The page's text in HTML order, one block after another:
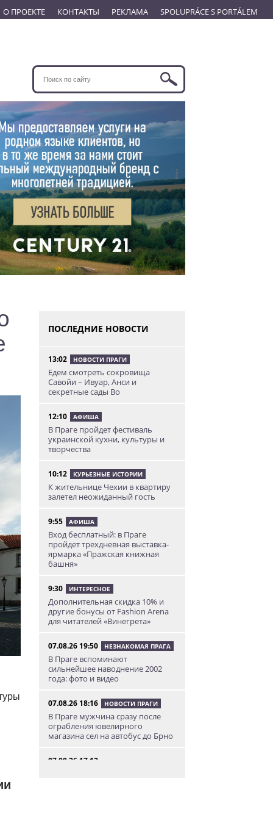
О ПРОЕКТЕ КОНТАКТЫ РЕКЛАМА SPOLUPRÁCE S PORTÁLEM
ПОСЛЕДНИЕ НОВОСТИ
13:02 НОВОСТИ ПРАГИ
Едем смотреть сокровища
Савойи – Ивуар, Анси и
секретные сады Во
12:10 АФИША
В Праге пройдет фестиваль
украинской кухни, культуры и
творчества
10:12 КУРЬЕЗНЫЕ ИСТОРИИ
К жительнице Чехии в квартиру
залетел неожиданный гость
9:55 АФИША
Вход бесплатный: в Праге
пройдет трехдневная выставка-
ярмарка «Пражская книжная
башня»
9:30 ИНТЕРЕСНОЕ
Дополнительная скидка 10% и
другие бонусы от Fashion Arena
для читателей «Винегрета»
07.08.26 19:50 НЕЗНАКОМАЯ ПРАГА
В Праге вспоминают
сильнейшее наводнение 2002
года: фото и видео
07.08.26 18:16 НОВОСТИ ПРАГИ
В Праге мужчина сразу после
ограбления ювелирного
магазина сел на автобус до Брно
07.08.26 17:12